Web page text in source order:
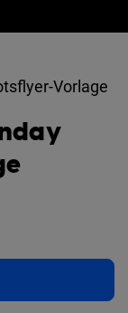
Vorlage